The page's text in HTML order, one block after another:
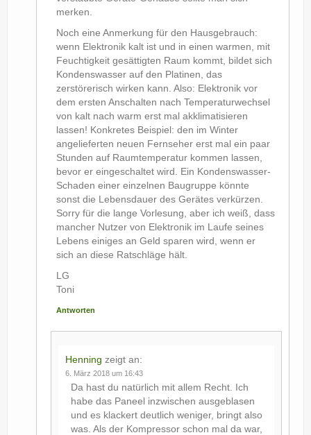
merken.
Noch eine Anmerkung für den Hausgebrauch:
wenn Elektronik kalt ist und in einen warmen, mit
Feuchtigkeit gesättigten Raum kommt, bildet sich
Kondenswasser auf den Platinen, das
zerstörerisch wirken kann. Also: Elektronik vor
dem ersten Anschalten nach Temperaturwechsel
von kalt nach warm erst mal akklimatisieren
lassen! Konkretes Beispiel: den im Winter
angelieferten neuen Fernseher erst mal ein paar
Stunden auf Raumtemperatur kommen lassen,
bevor er eingeschaltet wird. Ein Kondenswasser-
Schaden einer einzelnen Baugruppe könnte
sonst die Lebensdauer des Gerätes verkürzen.
Sorry für die lange Vorlesung, aber ich weiß, dass
mancher Nutzer von Elektronik im Laufe seines
Lebens einiges an Geld sparen wird, wenn er
sich an diese Ratschläge hält.
LG
Toni
Antworten
Henning zeigt an:
6. März 2018 um 16:43
Da hast du natürlich mit allem Recht. Ich
habe das Paneel inzwischen ausgeblasen
und es klackert deutlich weniger, bringt also
was. Als der Kompressor schon mal da war,